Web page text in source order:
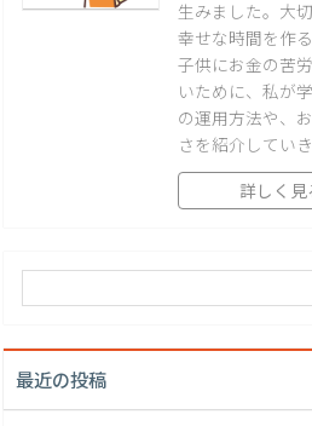
生みました。大
幸せな時間を作る
子供にお金の苦
いために、私が
の運用方法や、
さを紹介していき
詳しく見
最近の投稿